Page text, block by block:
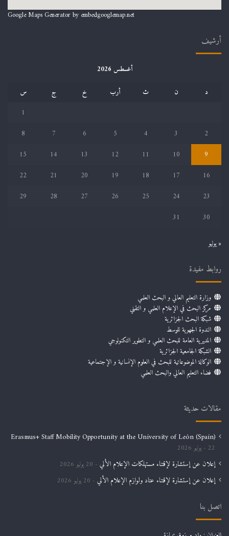
Google Maps Generator by embedgooglemap.net
أرشيف
أغسطس 2026
د
ن ث أرب خ ج
س
1
2
3
4
5
6
7
8
9
10
11
12
13
14
15
16
17
18
19
20
21
22
23
24
25
26
27
28
29
30
31
« يوليو
روابط مفيدة
وزارة التعليم العالي و البحث العلمي
مركز البحث في الإعلام العلمي و التقني
شبكة البحث الجزائرية
الندوة الجهوية للوسط
المديرية العامة للبحث العلمي و التطوير التكنولوجي
الشبكة الجامعية الجزائرية
الوكالة الموضوعاتية للبحث في العلوم الإنسانية و الإجتماعية
فضاء التعليم العالي والبحث العلمي
مقالات حديثة
Erasmus+ Staff Mobility Opportunity at the University of León (Spain)
22 يوليو 2026
إعلان عن إستشارة لإقتناء مستهلكات الإعلام الألي 20 يوليو 2026
إعلان عن إستشارة لإقتناء عتاد ولوازم الإعلام الألي 20 يوليو 2026
اتصل بنا